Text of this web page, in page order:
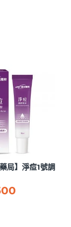
局】淨痘1號調